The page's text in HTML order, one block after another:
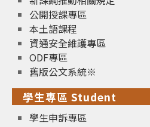
公開授課專區
本土語課程
資通安全維護專區
ODF專區
舊版公文系統※
學生專區 Student
學生申訴專區